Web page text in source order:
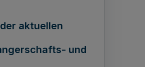
aktuellen
und